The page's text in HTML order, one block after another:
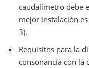
caudalímetro debe
mejor instalación
3).
Requisitos para la
consonancia con